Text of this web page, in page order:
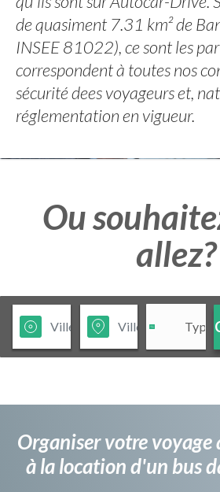
de quasiment 7.31 km² de
INSEE 81022), ce sont les
correspondent à toutes nos
sécurité dees voyageurs et,
réglementation en vigueur.
Ou
allez?
Organiser votre voyage
à la location d'un bus